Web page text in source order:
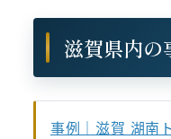
滋賀県内の
事例｜滋賀 湖南